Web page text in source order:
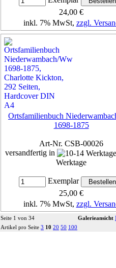
24,00 €
inkl. 7% MwSt, zzgl.
Ortsfamilienbuch
1698-1875
Art-Nr. CSB-00026
versandfertig in
Werktage
Exemplar
25,00 €
inkl. 7% MwSt, zzgl.
Details...
Seite 1 von 34 Galerieansicht
Artikel pro Seite 3 10 20 50 100